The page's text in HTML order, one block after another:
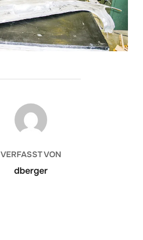
BEITRAGSAUTOR
VERFASST VON
dberger